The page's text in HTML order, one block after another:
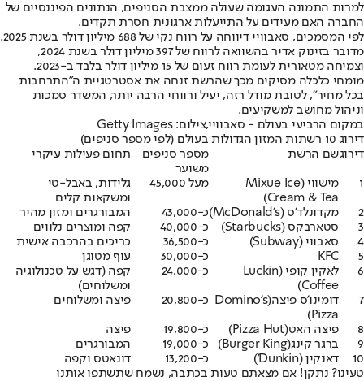
למרות התמונה העגומה שעולה ממצבת הסניפים, הנתונים הפיננסיים של
החברה האם מעידים על התייעלות ארגונית חסרת תקדים.
לפי המסמכים, סאבוויי דיווחה על רווח נקי של 688 מיליון דולר בשנת 2025.
מדובר בזינוק אדיר בהשוואה לרווח של 397 מיליון דולר בשנת 2024,
וצמיחה מטאורית לעומת רווח זעום של 15 מיליון דולר בלבד ב-2023.
מומחי כלכלה מסיקים מכך שהרשת זנחה את אסטרטגיית ה"התרחבות
בכל מחיר", לטובת מודל רזה, יעיל ורווחי הרבה יותר, המשדר סמכות
וניהול מחושב למשקיעים.
במקום הרביעי בעולם - סאבוויי,צילום: Getty Images
דירוג 10 רשתות המזון הגדולות בעולם (לפי מספר סניפים)
דירוגשם הרשת
מספר סניפים
משוער
תחום פעילות עיקרי
1
מישווי (Mixue Ice
Cream & Tea)
מעל 45,000
גלידות, באבל-טי
ומשקאות קלים
2
מקדונלד'ס (McDonald's) כ-43,000
המבורגרים ומזון מהיר
3
סטארבקס (Starbucks) כ-40,000
קפה ומוצרים נלווים
4
סאבווי (Subway) כ-36,500
כריכים בהרכבה אישית
5
KFC כ-30,000
עוף מטוגן
6
לאקין קופי (Luckin
Coffee)
כ-24,000
קפה (דגש על טכנולוגיה
ומשלוחים)
7
דומינו'ס פיצה (Domino's
Pizza)
כ-20,800 פיצה ומשלוחים
8 פיצה האט(Pizza Hut) כ-19,800
פיצה
9
ברגר קינג(Burger King) כ-19,000
המבורגרים
10
דאנקין (Dunkin') כ-13,200
דונאטס וקפה
טעינו? נתקן! אם מצאתם טעות בכתבה, נשמח שתשתפו אותנו